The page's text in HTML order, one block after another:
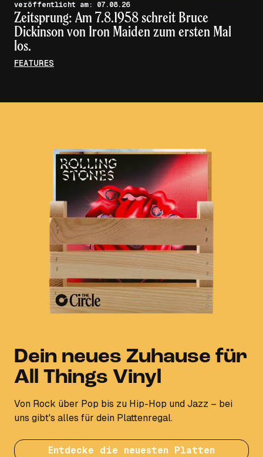
veröffentlicht am: 07.08.26
Zeitsprung: Am 7.8.1958 schreit Bruce
Dickinson von Iron Maiden zum ersten Mal
los.
FEATURES
Dein neues Zuhause für
All Things Vinyl
Von Rock über Pop bis zu Hip-Hop und Jazz – bei
uns gibt's alles für dein Plattenregal.
Entdecke die neuesten Platten